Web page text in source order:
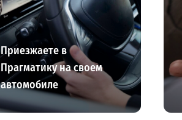
Приезжаете в
Прагматику на своем
автомобиле